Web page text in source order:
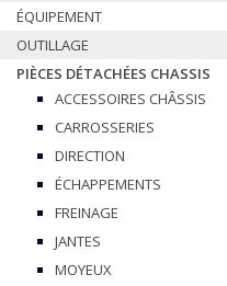
ÉQUIPEMENT
OUTILLAGE
PIÈCES DÉTACHÉES CHASSIS
ACCESSOIRES CHÂSSIS
CARROSSERIES
DIRECTION
ÉCHAPPEMENTS
FREINAGE
JANTES
MOYEUX